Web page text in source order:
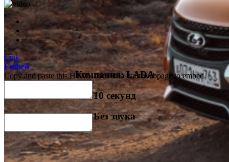
Embed
Copy and paste this HTML code into your webpage to embed.
Link
Embed
Copy and paste this HTML code into your webpage to embed.
Компания: LADA
10 секунд
Без звука